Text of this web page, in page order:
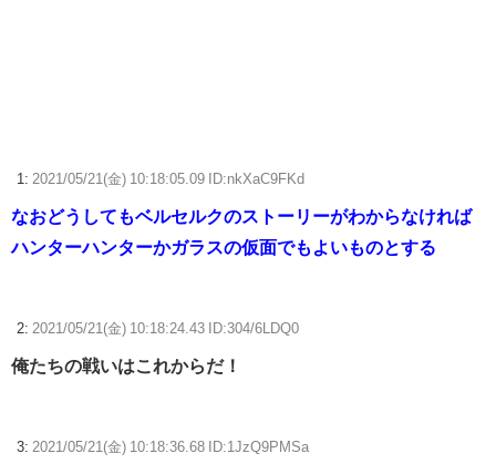
【ウマ娘】わたしの全力受け止めて♡ ←「またへんないきものがふえて
る…」
【ウマ娘】ディザイアの謎ポーズ、完全にアレと一致ｗｗｗ
Powered by livedoor 相互RSS
1: 2021/05/21(金) 10:18:05.09 ID:nkXaC9FKd
なおどうしてもベルセルクのストーリーがわからなければ
ハンターハンターかガラスの仮面でもよいものとする
2: 2021/05/21(金) 10:18:24.43 ID:304/6LDQ0
俺たちの戦いはこれからだ！
3: 2021/05/21(金) 10:18:36.68 ID:1JzQ9PMSa